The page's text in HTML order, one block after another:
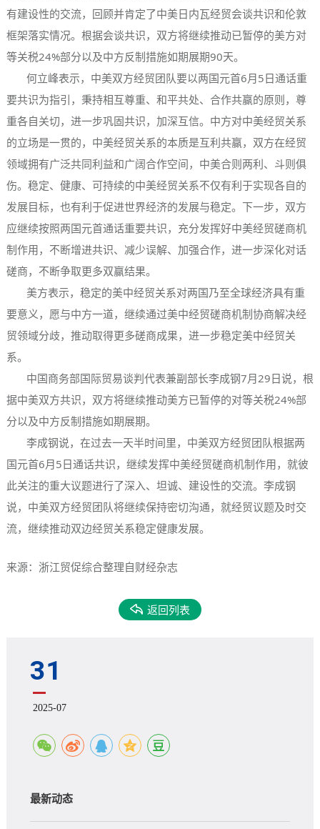
有建设性的交流，回顾并肯定了中美日内瓦经贸会谈共识和伦敦
框架落实情况。根据会谈共识，双方将继续推动已暂停的美方对
等关税24%部分以及中方反制措施如期展期90天。
何立峰表示，中美双方经贸团队要以两国元首6月5日通话重
要共识为指引，秉持相互尊重、和平共处、合作共赢的原则，尊
重各自关切，进一步巩固共识，加深互信。中方对中美经贸关系
的立场是一贯的，中美经贸关系的本质是互利共赢，双方在经贸
领域拥有广泛共同利益和广阔合作空间，中美合则两利、斗则俱
伤。稳定、健康、可持续的中美经贸关系不仅有利于实现各自的
发展目标，也有利于促进世界经济的发展与稳定。下一步，双方
应继续按照两国元首通话重要共识，充分发挥好中美经贸磋商机
制作用，不断增进共识、减少误解、加强合作，进一步深化对话
磋商，不断争取更多双赢结果。
美方表示，稳定的美中经贸关系对两国乃至全球经济具有重
要意义，愿与中方一道，继续通过美中经贸磋商机制协商解决经
贸领域分歧，推动取得更多磋商成果，进一步稳定美中经贸关
系。
中国商务部国际贸易谈判代表兼副部长李成钢7月29日说，根
据中美双方共识，双方将继续推动美方已暂停的对等关税24%部
分以及中方反制措施如期展期。
李成钢说，在过去一天半时间里，中美双方经贸团队根据两
国元首6月5日通话共识，继续发挥中美经贸磋商机制作用，就彼
此关注的重大议题进行了深入、坦诚、建设性的交流。李成钢
说，中美双方经贸团队将继续保持密切沟通，就经贸议题及时交
流，继续推动双边经贸关系稳定健康发展。
来源：浙江贸促综合整理自财经杂志
返回列表
31
2025-07
最新动态